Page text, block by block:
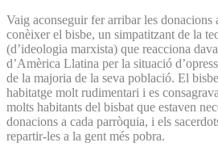
Vaig aconseguir fer arribar les donacions
conèixer el bisbe, un simpatitzant de la
(d’ideologia marxista) que reacciona
d’Amèrica Llatina per la situació
de la majoria de la seva població. El
habitatge molt rudimentari i es
molts habitants del bisbat que estaven
donacions a cada parròquia, i els
repartir-les a la gent més pobra.